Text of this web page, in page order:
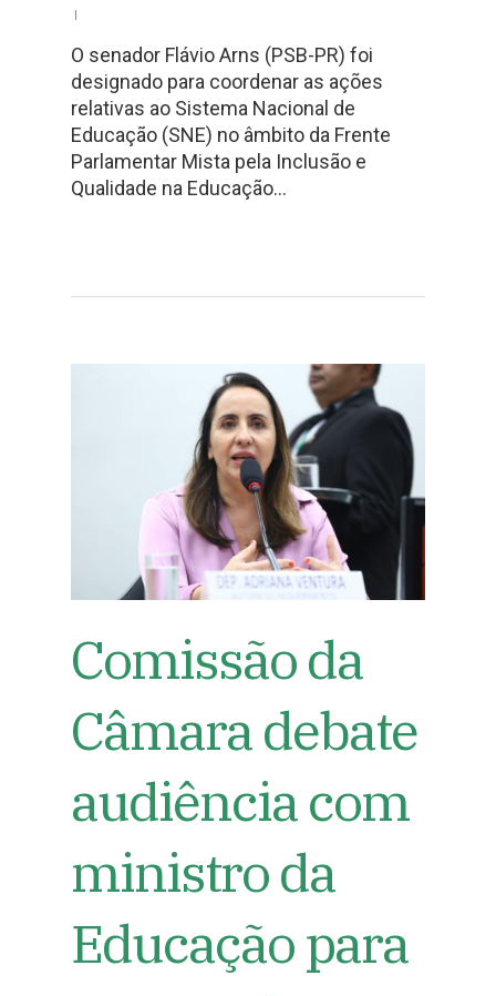
O senador Flávio Arns (PSB-PR) foi
designado para coordenar as ações
relativas ao Sistema Nacional de
Educação (SNE) no âmbito da Frente
Parlamentar Mista pela Inclusão e
Qualidade na Educação…
Comissão da
Câmara debate
audiência com
ministro da
Educação para